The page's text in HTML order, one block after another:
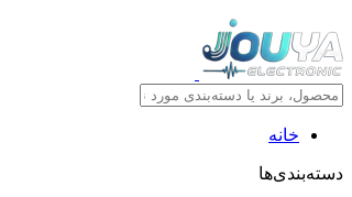
خانه
دسته‌بندی‌ها